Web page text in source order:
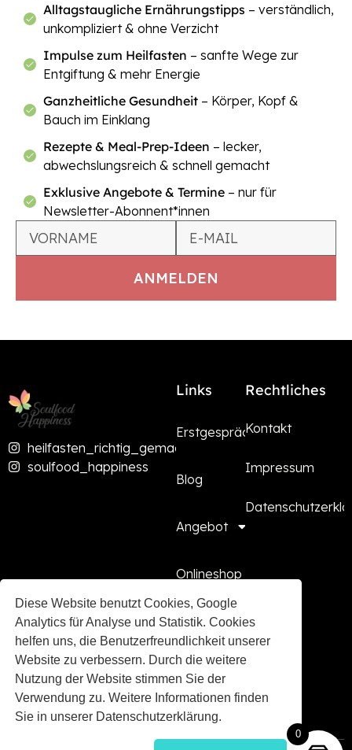
Diese Website benutzt Cookies, Google
Analytics für Analyse und Statistik. Cookies
helfen uns, die Benutzerfreundlichkeit unserer
Website zu verbessern. Durch die weitere
Nutzung der Website stimmen Sie der
Verwendung zu. Weitere Informationen finden
Sie in unserer Datenschutzerklärung.
Alltagstaugliche Ernährungstipps – verständlich,
unkompliziert & ohne Verzicht
Impulse zum Heilfasten – sanfte Wege zur
Entgiftung & mehr Energie
Ganzheitliche Gesundheit – Körper, Kopf &
Bauch im Einklang
Rezepte & Meal-Prep-Ideen – lecker,
abwechslungsreich & schnell gemacht
Exklusive Angebote & Termine – nur für
Newsletter-Abonnent*innen
heilfasten_richtig_gemacht
soulfood_happiness
Links
Erstgespräch
Blog
Angebot
Onlineshop
Presse
Kooperationen
FAQ
Rechtliches
Kontakt
Impressum
0